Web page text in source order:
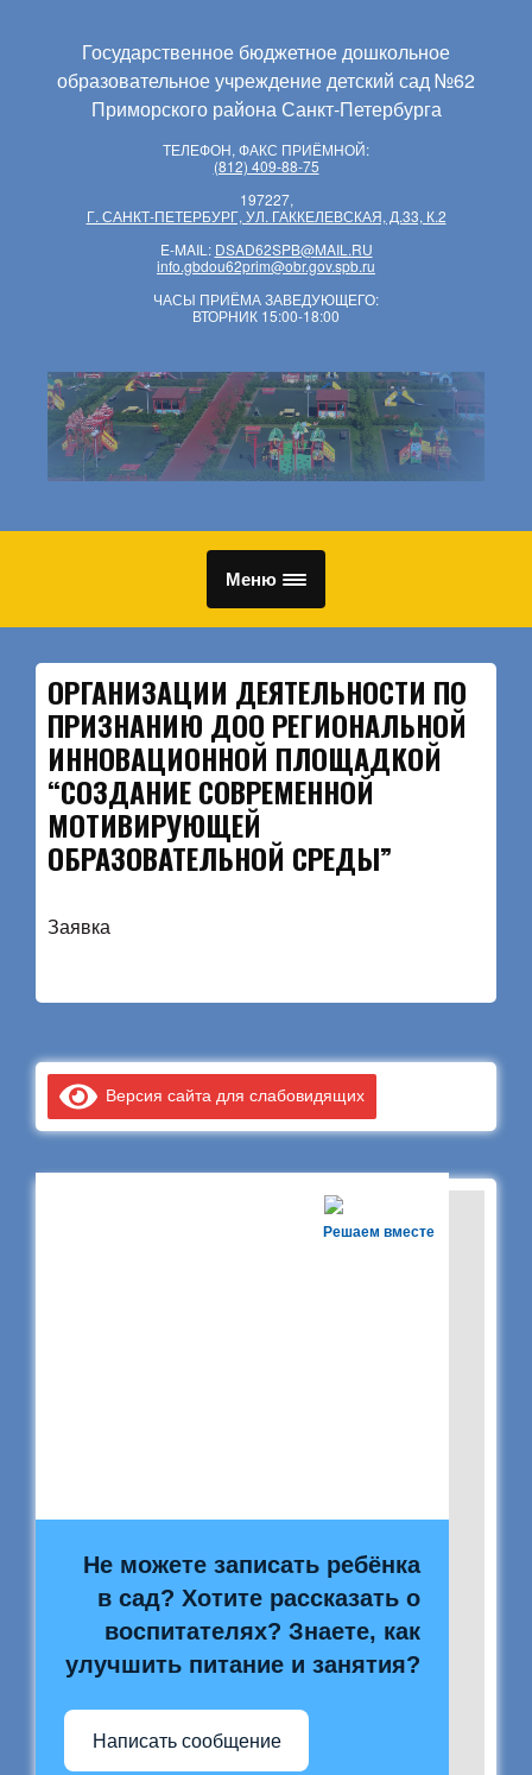
Государственное бюджетное дошкольное
образовательное учреждение детский сад №62
Приморского района Санкт-Петербурга
ТЕЛЕФОН, ФАКС ПРИЁМНОЙ:
(812) 409-88-75
197227,
Г. САНКТ-ПЕТЕРБУРГ, УЛ. ГАККЕЛЕВСКАЯ, Д.33, К.2
E-MAIL: DSAD62SPB@MAIL.RU
info.gbdou62prim@obr.gov.spb.ru
ЧАСЫ ПРИЁМА ЗАВЕДУЮЩЕГО:
ВТОРНИК 15:00-18:00
Меню
ОРГАНИЗАЦИИ ДЕЯТЕЛЬНОСТИ ПО
ПРИЗНАНИЮ ДОО РЕГИОНАЛЬНОЙ
ИННОВАЦИОННОЙ ПЛОЩАДКОЙ
“СОЗДАНИЕ СОВРЕМЕННОЙ
МОТИВИРУЮЩЕЙ
ОБРАЗОВАТЕЛЬНОЙ СРЕДЫ”
Заявка
Версия сайта для слабовидящих
Решаем вместе
Не можете записать ребёнка
в сад? Хотите рассказать о
воспитателях? Знаете, как
улучшить питание и занятия?
Написать сообщение